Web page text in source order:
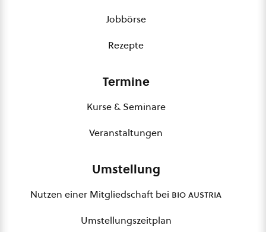
Jobbörse
Rezepte
Termine
Kurse & Seminare
Veranstaltungen
Umstellung
Nutzen einer Mitgliedschaft bei bio austria
Umstellungszeitplan